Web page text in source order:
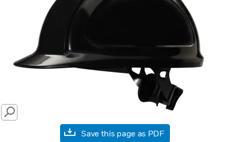
SEARCH
Save this page as PDF